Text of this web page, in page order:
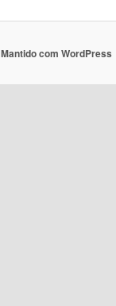
Mantido com WordPress